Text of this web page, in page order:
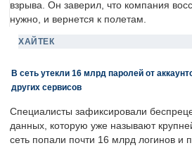
взрыва. Он заверил, что компания
нужно, и вернется к полетам.
ХАЙТЕК
В сеть утекли 16 млрд паролей от
других сервисов
Специалисты зафиксировали
данных, которую уже называют
сеть попали почти 16 млрд логинов и